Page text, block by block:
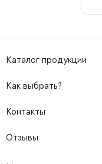
Каталог продукции
Как выбрать?
Контакты
Отзывы